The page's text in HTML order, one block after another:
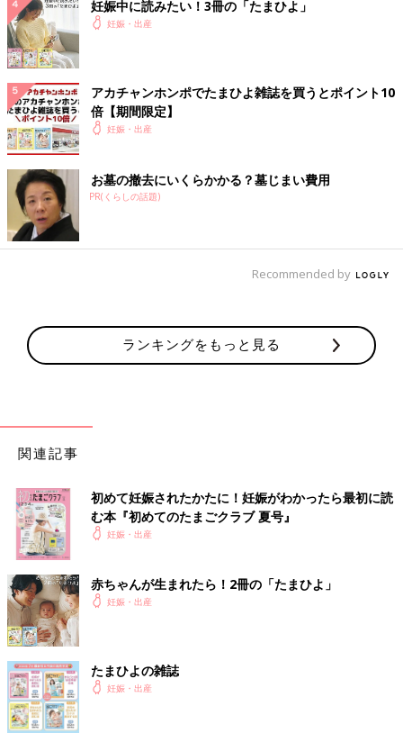
妊娠中に読みたい！3冊の「たまひよ」
妊娠・出産
アカチャンホンポでたまひよ雑誌を買うとポイント10
倍【期間限定】
妊娠・出産
お墓の撤去にいくらかかる？墓じまい費用
PR(くらしの話題)
Recommended by
ランキングをもっと見る
関連記事
初めて妊娠されたかたに！妊娠がわかったら最初に読
む本『初めてのたまごクラブ 夏号』
妊娠・出産
赤ちゃんが生まれたら！2冊の「たまひよ」
妊娠・出産
たまひよの雑誌
妊娠・出産